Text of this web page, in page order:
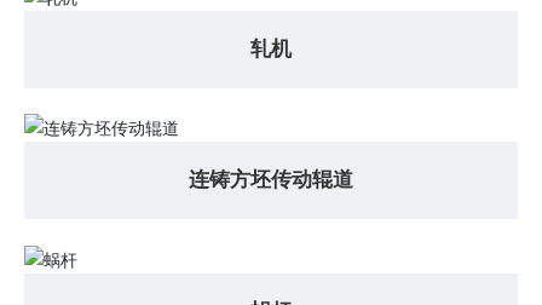
轧机
连铸方坯传动辊道